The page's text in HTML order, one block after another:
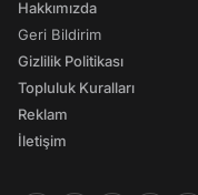
Hakkımızda
Geri Bildirim
Gizlilik Politikası
Topluluk Kuralları
Reklam
İletişim